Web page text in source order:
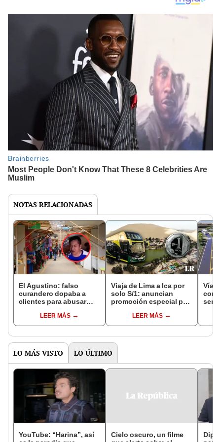
NOTAS RELACIONADAS
El Agustino: falso
curandero dopaba a
clientes para abusar
mercadoLEER MÁS
Viaja de Lima a Ica por
solo S/1: anuncian
promoción especial por
terminal de buses
LEER MÁS
Vía
será
LO MÁS VISTO LO ÚLTIMO
YouTube: “Harina”, así
Cielo oscuro, un filme